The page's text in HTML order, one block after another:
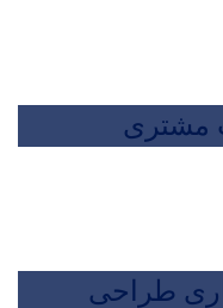
مشتری
طراحی